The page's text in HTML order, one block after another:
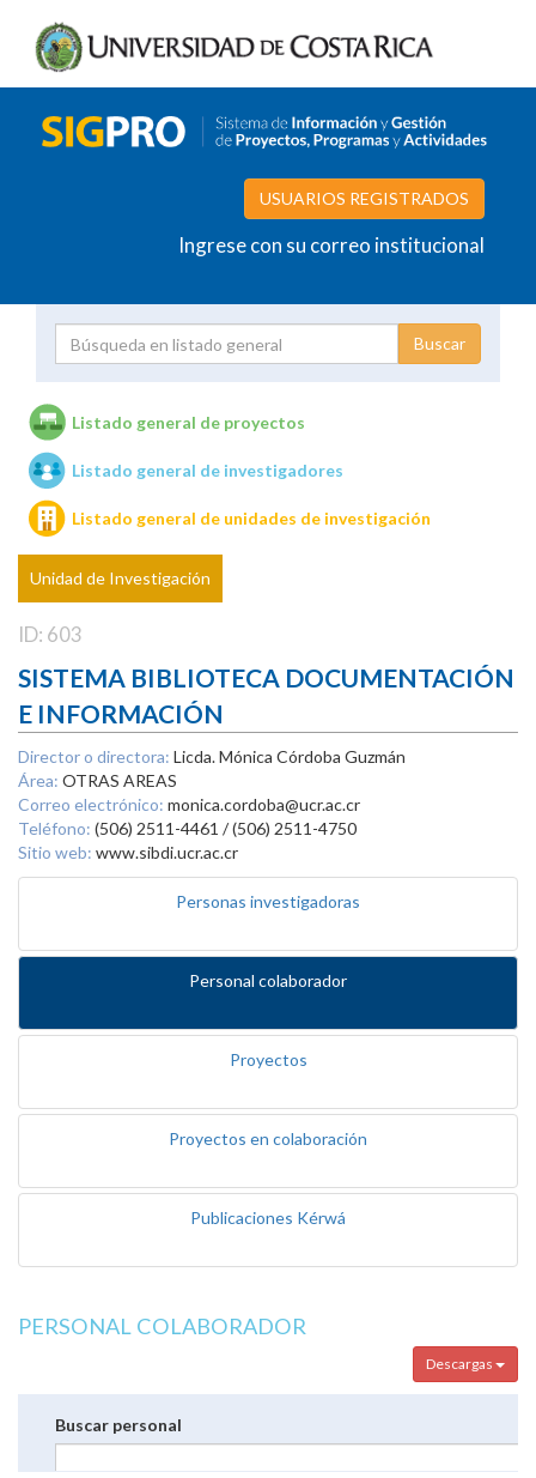
USUARIOS REGISTRADOS
Ingrese con su correo institucional
Unidades de investigación
Listado general de proyectos
Listado general de investigadores
Listado general de unidades de investigación
Unidad de Investigación
ID: 603
SISTEMA BIBLIOTECA DOCUMENTACIÓN
E INFORMACIÓN
Director o directora: Licda. Mónica Córdoba Guzmán
Área: OTRAS AREAS
Correo electrónico: monica.cordoba@ucr.ac.cr
Teléfono: (506) 2511-4461 / (506) 2511-4750
Sitio web: www.sibdi.ucr.ac.cr
Personas investigadoras
Personal colaborador
Proyectos
Proyectos en colaboración
Publicaciones Kérwá
PERSONAL COLABORADOR
Descargas
Buscar personal